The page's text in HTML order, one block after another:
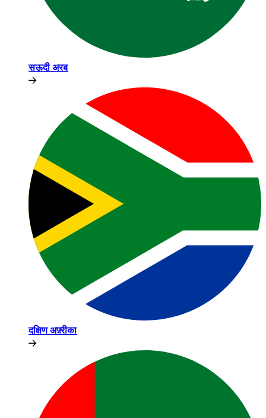
सऊदी अरब​​
दक्षिण अफ़्रीका​​